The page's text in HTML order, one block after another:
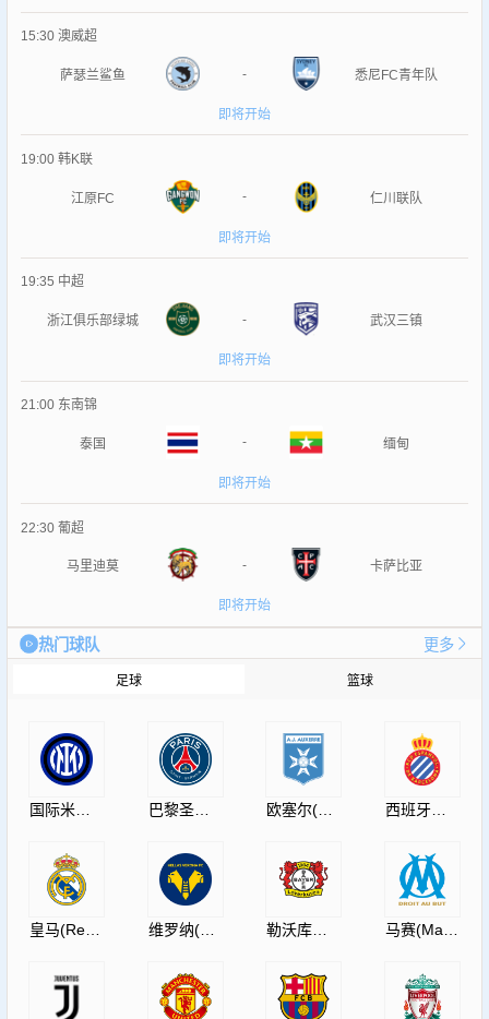
15:30 澳威超
萨瑟兰鲨鱼 - 悉尼FC青年队
即将开始
19:00 韩K联
江原FC - 仁川联队
即将开始
19:35 中超
浙江俱乐部绿城 - 武汉三镇
即将开始
21:00 东南锦
泰国 - 缅甸
即将开始
22:30 葡超
马里迪莫 - 卡萨比亚
即将开始
热门球队 更多
足球 篮球
国际米兰(InternazionaleMilano) 巴黎圣日耳曼(PSG) 欧塞尔(AJAuxerre) 西班牙人(RCDEspanyol)
皇马(RealMadrid) 维罗纳(HellasVeronaF.C.) 勒沃库森(Leverkusen) 马赛(Marseille)